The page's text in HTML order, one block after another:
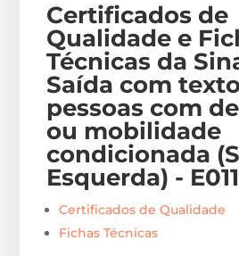
Certificados de
Qualidade e
Técnicas da
Saída com
pessoas com
ou mobilidade
condicionada
Esquerda) -
Certificados de Qualidade
Fichas Técnicas